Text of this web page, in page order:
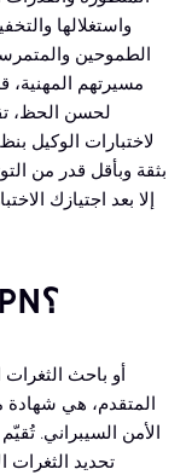
واستغلالها
الطموحين
مسيرتهم المهنية،
لحسن الحظ،
لاختبارات الوكيل
إلا بعد اجتيازك
ما هي شهادة GIAC GXPN؟
المتقدم، هي شهادة
الأمن السيبراني.
تحديد الثغرات